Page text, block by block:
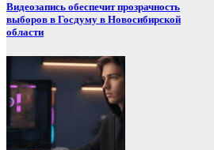
Видеозапись обеспечит прозрачность
выборов в Госдуму в Новосибирской
области